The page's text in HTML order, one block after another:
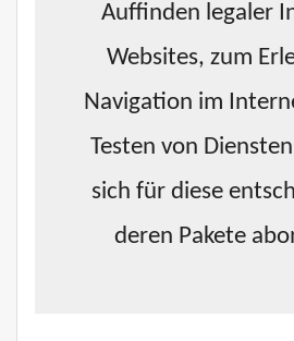
Auffinden legaler
Websites, zum
Navigation im
Testen von
sich für diese
deren Pakete